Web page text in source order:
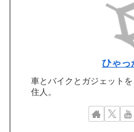
ひゃっ
車とバイクとガジェット
住人。